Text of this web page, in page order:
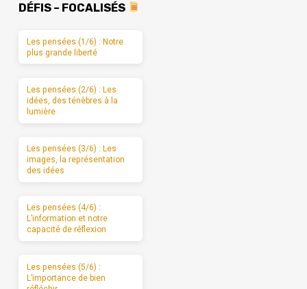
DÉFIS – FOCALISÉS
Les pensées (1/6) : Notre
plus grande liberté
Les pensées (2/6) : Les
idées, des ténèbres à la
lumière
Les pensées (3/6) : Les
images, la représentation
des idées
Les pensées (4/6) :
L’information et notre
capacité de réflexion
Les pensées (5/6) :
L’importance de bien